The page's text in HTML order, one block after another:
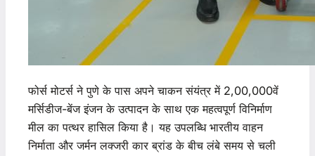
फोर्स मोटर्स ने पुणे के पास अपने चाकन संयंत्र में 2,00,000वें
मर्सिडीज-बेंज इंजन के उत्पादन के साथ एक महत्वपूर्ण विनिर्माण
मील का पत्थर हासिल किया है। यह उपलब्धि भारतीय वाहन
निर्माता और जर्मन लक्जरी कार ब्रांड के बीच लंबे समय से चली